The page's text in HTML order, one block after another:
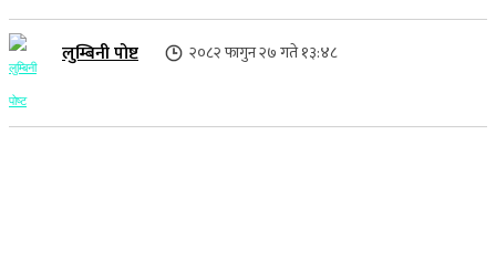
लुम्बिनी पोष्ट २०८२ फागुन २७ गते १३:४८